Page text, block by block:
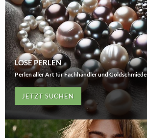
LOSE PERLEN
Perlen aller Art für Fachhändler und Goldschmiede
JETZT SUCHEN